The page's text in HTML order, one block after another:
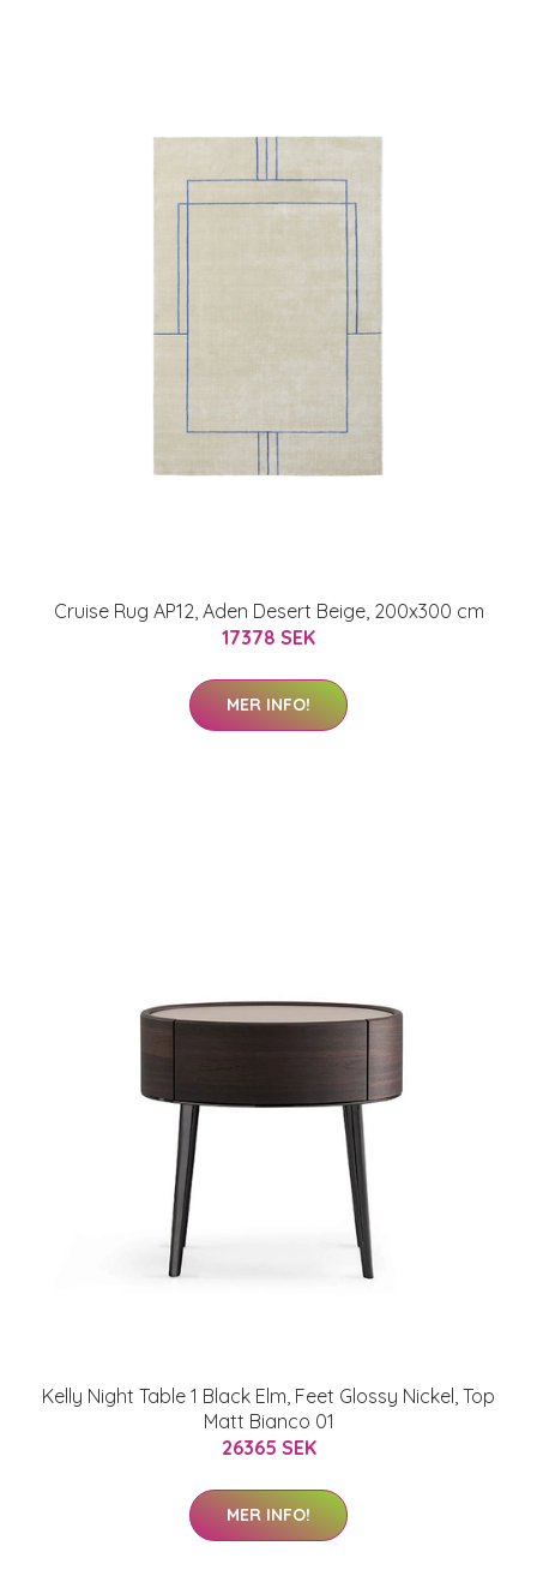
Cruise Rug AP12, Aden Desert Beige, 200x300 cm
17378 SEK
MER INFO!
Kelly Night Table 1 Black Elm, Feet Glossy Nickel, Top
Matt Bianco 01
26365 SEK
MER INFO!